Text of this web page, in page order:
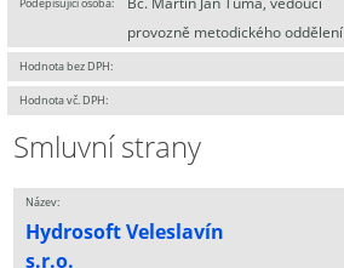
provozně metodického oddělení
Hodnota bez DPH:
Hodnota vč. DPH:
Smluvní strany
Název:
Hydrosoft Veleslavín
s.r.o.